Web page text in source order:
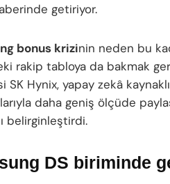
getiriyor.
bonus krizinin neden bu
rakip tabloya da bakmak
SK Hynix, yapay zekâ
daha geniş ölçüde
belirginleştirdi.
DS biriminde